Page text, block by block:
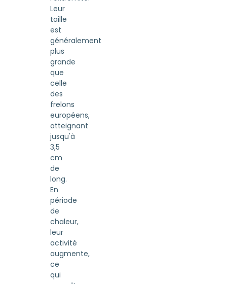
Leur
taille
est
généralement
plus
grande
que
celle
des
frelons
européens,
atteignant
jusqu'à
3,5
cm
de
long.
En
période
de
chaleur,
leur
activité
augmente,
ce
qui